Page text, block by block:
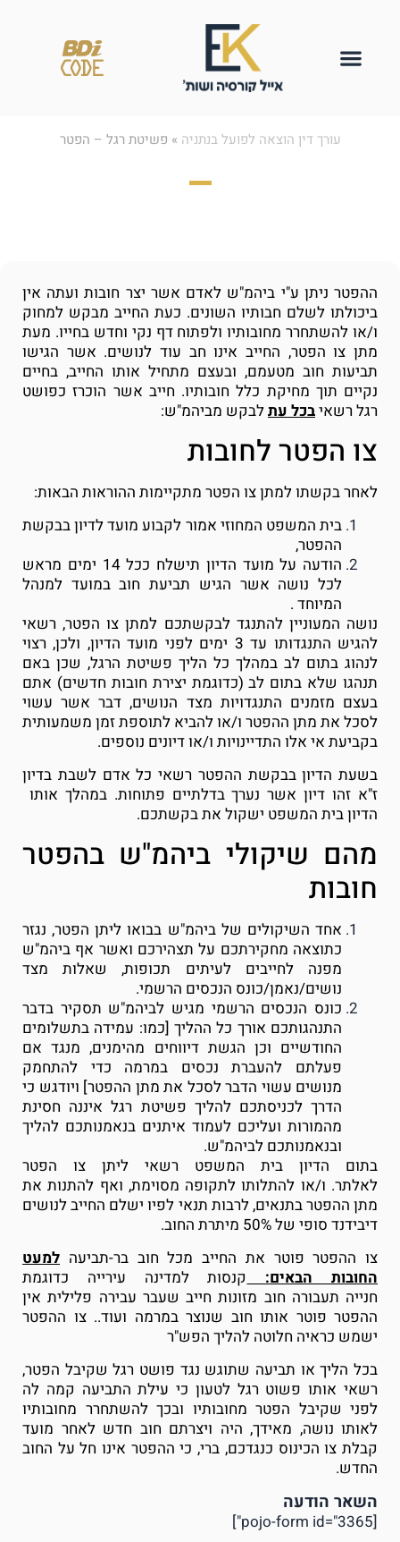
עורך דין הוצאה לפועל בנתניה » פשיטת רגל – הפטר
ההפטר ניתן ע"י ביהמ"ש לאדם אשר יצר חובות ועתה אין
ביכולתו לשלם חבותיו השונים. כעת החייב מבקש למחוק
ו/או להשתחרר מחובותיו ולפתוח דף נקי וחדש בחייו. מעת
מתן צו הפטר, החייב אינו חב עוד לנושים. אשר הגישו
תביעות חוב מטעמם, ובעצם מתחיל אותו החייב, בחיים
נקיים תוך מחיקת כלל חובותיו. חייב אשר הוכרז כפושט
רגל רשאיבכל עתלבקש מביהמ"ש:
צו הפטר לחובות
לאחר בקשתו למתן צו הפטר מתקיימות ההוראות הבאות:
בית המשפט המחוזי אמור לקבוע מועד לדיון בבקשת
ההפטר,
הודעה על מועד הדיון תישלח ככל 14 ימים מראש
לכל נושה אשר הגיש תביעת חוב במועד למנהל
המיוחד .
נושה המעוניין להתנגד לבקשתכם למתן צו הפטר, רשאי
להגיש התנגדותו עד 3 ימים לפני מועד הדיון, ולכן, רצוי
לנהוג בתום לב במהלך כל הליך פשיטת הרגל, שכן באם
תנהגו שלא בתום לב (כדוגמת יצירת חובות חדשים) אתם
בעצם מזמנים התנגדויות מצד הנושים, דבר אשר עשוי
לסכל את מתן ההפטר ו/או להביא לתוספת זמן משמעותית
בקביעת אי אלו התדיינויות ו/או דיונים נוספים.
בשעת הדיון בבקשת ההפטר רשאי כל אדם לשבת בדיון
ז"א זהו דיון אשר נערך בדלתיים פתוחות. במהלך אותו
הדיון בית המשפט ישקול את בקשתכם.
מהם שיקולי ביהמ"ש בהפטר
חובות
אחד השיקולים של ביהמ"ש בבואו ליתן הפטר, נגזר
כתוצאה מחקירתכם על תצהירכם ואשר אף ביהמ"ש
מפנה לחייבים לעיתים תכופות, שאלות מצד
נושים/נאמן/כונס הנכסים הרשמי.
כונס הנכסים הרשמי מגיש לביהמ"ש תסקיר בדבר
התנהגותכם אורך כל ההליך [כמו: עמידה בתשלומים
החודשיים וכן הגשת דיווחים מהימנים, מנגד אם
פעלתם להעברת נכסים במרמה כדי להתחמק
מנושים עשוי הדבר לסכל את מתן ההפטר] ויודגש כי
הדרך לכניסתכם להליך פשיטת רגל איננה חסינת
מהמורות ועליכם לעמוד איתנים בנאמנותכם להליך
ובנאמנותכם לביהמ"ש.
בתום הדיון בית המשפט רשאי ליתן צו הפטר
לאלתר. ו/או להתלותו לתקופה מסוימת, ואף להתנות את
מתן ההפטר בתנאים, לרבות תנאי לפיו ישלם החייב לנושים
דיבידנד סופי של 50% מיתרת החוב.
צו ההפטר פוטר את החייב מכל חוב בר-תביעה למעט
החובות הבאים: קנסות למדינה עירייה כדוגמת
חנייה תעבורה חוב מזונות חייב שעבר עבירה פלילית אין
ההפטר פוטר אותו חוב שנוצר במרמה ועוד..צו ההפטר
ישמש כראיה חלוטה להליך הפש"ר
בכל הליך או תביעה שתוגש נגד פושט רגל שקיבל הפטר,
רשאי אותו פשוט רגל לטעון כי עילת התביעה קמה לה
לפני שקיבל הפטר מחובותיו ובכך להשתחרר מחובותיו
לאותו נושה, מאידך, היה ויצרתם חוב חדש לאחר מועד
קבלת צו הכינוס כנגדכם, ברי, כי ההפטר אינו חל על החוב
החדש.
השאר הודעה
[pojo-form id="3365"]